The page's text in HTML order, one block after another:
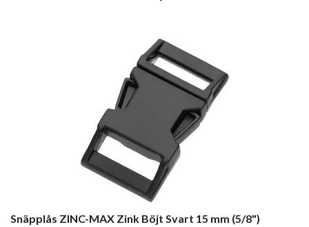
Snäpplås ZINC-MAX Zink Böjt Svart 15 mm (5/8")